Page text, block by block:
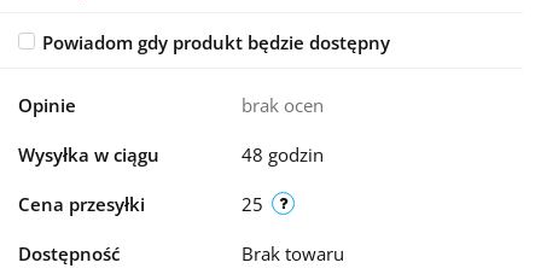
Powiadom gdy produkt będzie dostępny
Opinie brak ocen
Wysyłka w ciągu 48 godzin
Cena przesyłki 25
Dostępność Brak towaru